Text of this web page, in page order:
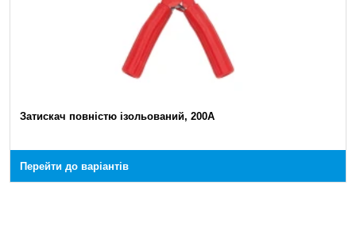
Затискач повністю ізольований, 200А
Перейти до варіантів